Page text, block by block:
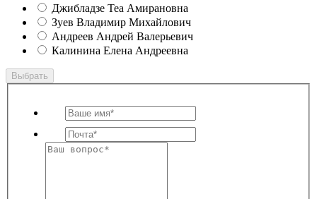
Джибладзе Теа Амирановна
Зуев Владимир Михайлович
Андреев Андрей Валерьевич
Калинина Елена Андреевна
Выбрать